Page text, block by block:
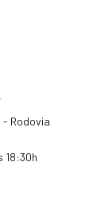
- Rodovia
18:30h